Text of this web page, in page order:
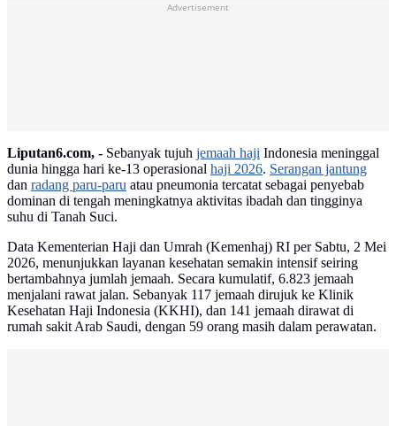
Advertisement
Liputan6.com, - Sebanyak tujuh jemaah haji Indonesia meninggal
dunia hingga hari ke-13 operasional haji 2026. Serangan jantung
dan radang paru-paru atau pneumonia tercatat sebagai penyebab
dominan di tengah meningkatnya aktivitas ibadah dan tingginya
suhu di Tanah Suci.
Data Kementerian Haji dan Umrah (Kemenhaj) RI per Sabtu, 2 Mei
2026, menunjukkan layanan kesehatan semakin intensif seiring
bertambahnya jumlah jemaah. Secara kumulatif, 6.823 jemaah
menjalani rawat jalan. Sebanyak 117 jemaah dirujuk ke Klinik
Kesehatan Haji Indonesia (KKHI), dan 141 jemaah dirawat di
rumah sakit Arab Saudi, dengan 59 orang masih dalam perawatan.